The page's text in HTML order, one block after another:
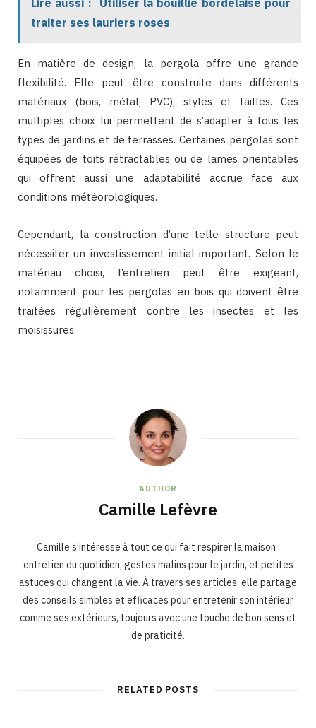
Lire aussi :
Utiliser la bouillie bordelaise pour
traiter ses lauriers roses
En matière de design, la pergola offre une grande
flexibilité. Elle peut être construite dans différents
matériaux (bois, métal, PVC), styles et tailles. Ces
multiples choix lui permettent de s’adapter à tous les
types de jardins et de terrasses. Certaines pergolas sont
équipées de toits rétractables ou de lames orientables
qui offrent aussi une adaptabilité accrue face aux
conditions météorologiques.
Cependant, la construction d’une telle structure peut
nécessiter un investissement initial important. Selon le
matériau choisi, l’entretien peut être exigeant,
notamment pour les pergolas en bois qui doivent être
traitées régulièrement contre les insectes et les
moisissures.
AUTHOR
Camille Lefèvre
Camille s’intéresse à tout ce qui fait respirer la maison :
entretien du quotidien, gestes malins pour le jardin, et petites
astuces qui changent la vie. À travers ses articles, elle partage
des conseils simples et efficaces pour entretenir son intérieur
comme ses extérieurs, toujours avec une touche de bon sens et
de praticité.
RELATED POSTS